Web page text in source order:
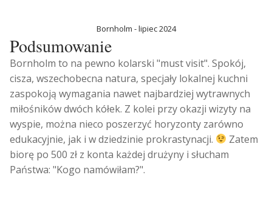
Bornholm - lipiec 2024
Podsumowanie
Bornholm to na pewno kolarski "must visit". Spokój,
cisza, wszechobecna natura, specjały lokalnej kuchni
zaspokoją wymagania nawet najbardziej wytrawnych
miłośników dwóch kółek. Z kolei przy okazji wizyty na
wyspie, można nieco poszerzyć horyzonty zarówno
edukacyjnie, jak i w dziedzinie prokrastynacji.
Zatem
biorę po 500 zł z konta każdej drużyny i słucham
Państwa: "Kogo namówiłam?".